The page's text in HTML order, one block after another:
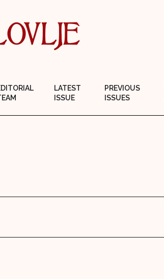
LATEST
ISSUE
PREVIOUS
ISSUES